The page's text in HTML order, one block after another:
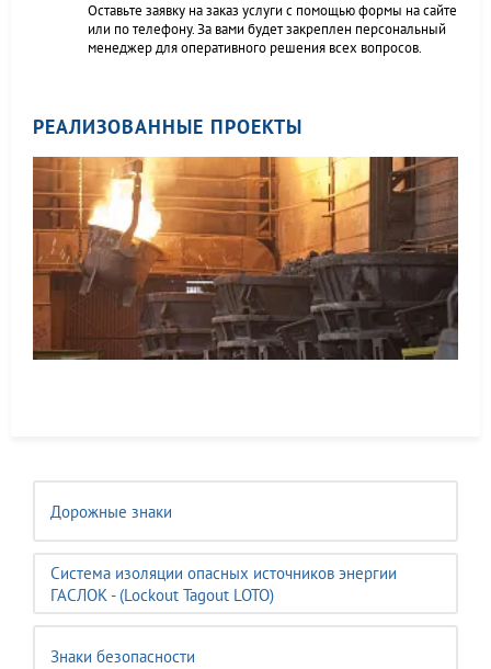
Дорожные знаки
Система изоляции опасных источников энергии
ГАСЛОК - (Lockout Tagout LOTO)
Знаки безопасности
Оставьте заявку на заказ услуги с помощью формы на сайте
или по телефону. За вами будет закреплен персональный
менеджер для оперативного решения всех вопросов.
РЕАЛИЗОВАННЫЕ ПРОЕКТЫ